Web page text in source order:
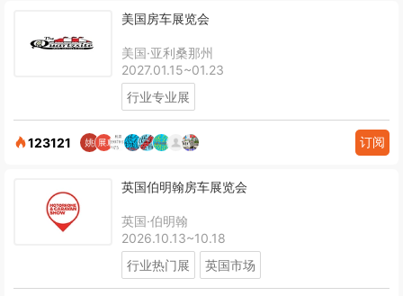
美国房车展览会
美国·亚利桑那州
2027.01.15~01.23
行业专业展
123121 订阅
英国伯明翰房车展览会
英国·伯明翰
2026.10.13~10.18
行业热门展
英国市场